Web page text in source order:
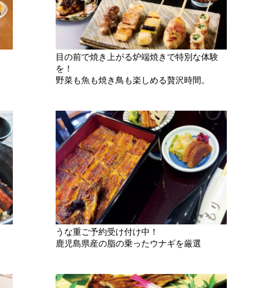
目の前で焼き上がる炉端焼きで特別な体験
を！
野菜も魚も焼き鳥も楽しめる贅沢時間。
うな重ご予約受け付け中！
鹿児島県産の脂の乗ったウナギを厳選